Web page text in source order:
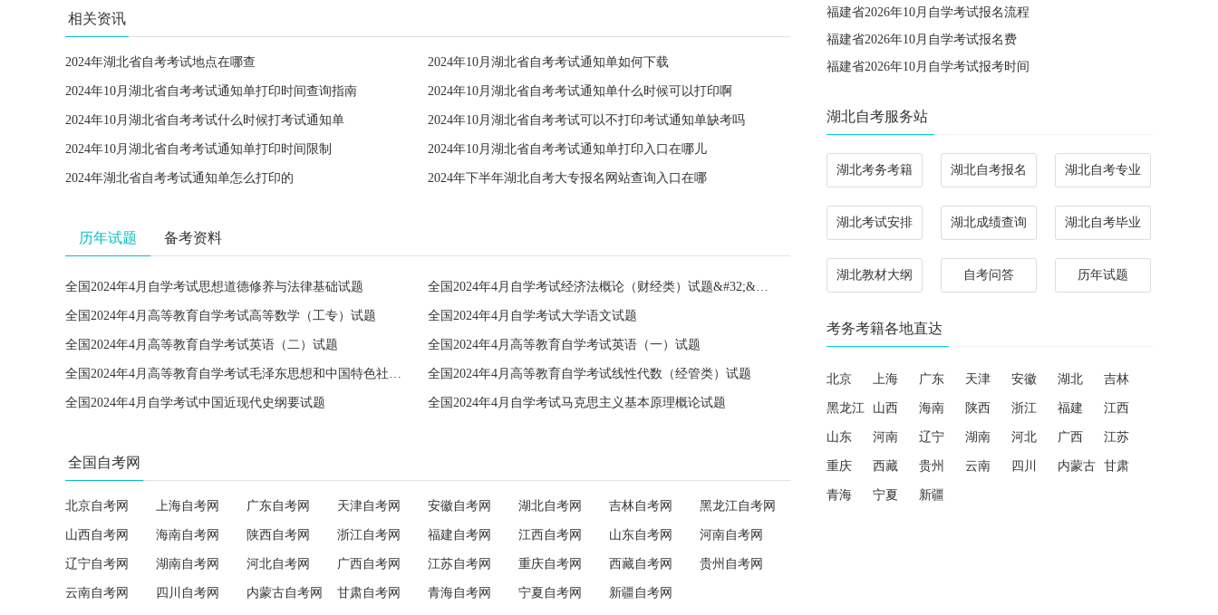
相关资讯
2024年湖北省自考考试地点在哪查 2024年10月湖北省自考考试通知单如何下载
2024年10月湖北省自考考试通知单打印时间查询指南 2024年10月湖北省自考考试通知单什么时候可以打印啊
2024年10月湖北省自考考试什么时候打考试通知单 2024年10月湖北省自考考试可以不打印考试通知单缺考吗
2024年10月湖北省自考考试通知单打印时间限制 2024年10月湖北省自考考试通知单打印入口在哪儿
2024年湖北省自考考试通知单怎么打印的 2024年下半年湖北自考大专报名网站查询入口在哪
历年试题 备考资料
全国2024年4月自学考试思想道德修养与法律基础试题 全国2024年4月自学考试经济法概论（财经类）试题&#32;&#32;
全国2024年4月高等教育自学考试高等数学（工专）试题 全国2024年4月自学考试大学语文试题
全国2024年4月高等教育自学考试英语（二）试题 全国2024年4月高等教育自学考试英语（一）试题
全国2024年4月高等教育自学考试毛泽东思想和中国特色社会主义理论体系概论试题 全国2024年4月高等教育自学考试线性代数（经管类）试题
全国2024年4月自学考试中国近现代史纲要试题 全国2024年4月自学考试马克思主义基本原理概论试题
全国自考网
北京自考网 上海自考网 广东自考网 天津自考网 安徽自考网 湖北自考网 吉林自考网 黑龙江自考网
山西自考网 海南自考网 陕西自考网 浙江自考网 福建自考网 江西自考网 山东自考网 河南自考网
辽宁自考网 湖南自考网 河北自考网 广西自考网 江苏自考网 重庆自考网 西藏自考网 贵州自考网
云南自考网 四川自考网 内蒙古自考网 甘肃自考网 青海自考网 宁夏自考网 新疆自考网
福建省2026年10月自学考试报名流程
福建省2026年10月自学考试报名费
福建省2026年10月自学考试报考时间
湖北自考服务站
湖北考务考籍 湖北自考报名 湖北自考专业
湖北考试安排 湖北成绩查询 湖北自考毕业
湖北教材大纲 自考问答 历年试题
考务考籍各地直达
北京 上海 广东 天津 安徽 湖北 吉林
黑龙江 山西 海南 陕西 浙江 福建 江西
山东 河南 辽宁 湖南 河北 广西 江苏
重庆 西藏 贵州 云南 四川 内蒙古 甘肃
青海 宁夏 新疆